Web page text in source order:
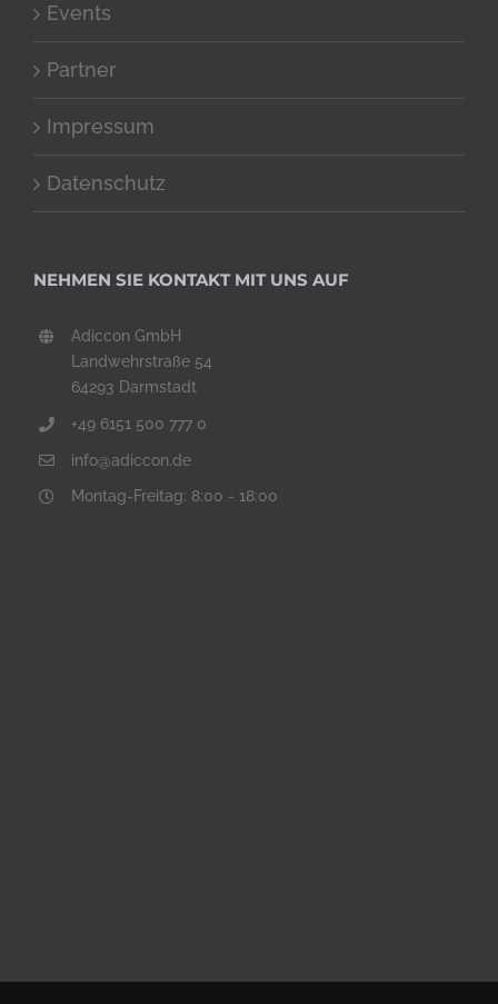
Events
Partner
Impressum
Datenschutz
NEHMEN SIE KONTAKT MIT UNS AUF
Adiccon GmbH
Landwehrstraße 54
64293 Darmstadt
+49 6151 500 777 0
info@adiccon.de
Montag-Freitag: 8:00 - 18:00